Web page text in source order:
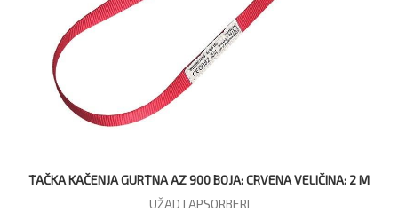
TAČKA KAČENJA GURTNA AZ 900 BOJA: CRVENA VELIČINA: 2 M
UŽAD I APSORBERI